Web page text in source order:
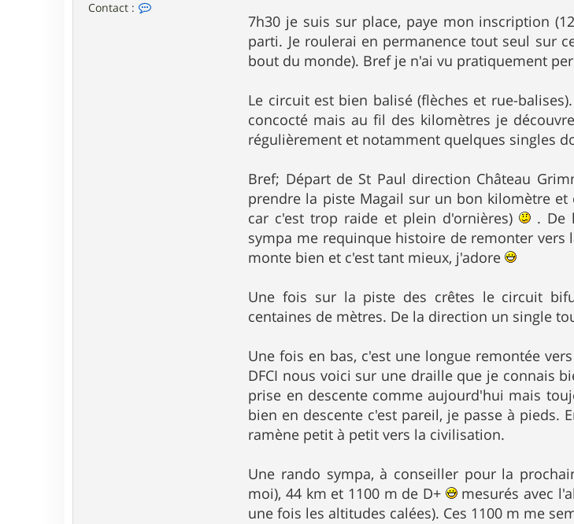
Contact :
7h30 je suis sur place, paye mon inscription
parti. Je roulerai en permanence tout seul sur
bout du monde). Bref je n'ai vu pratiquement
Le circuit est bien balisé (flèches et rue-
concocté mais au fil des kilomètres je
régulièrement et notamment quelques singles
Bref; Départ de St Paul direction Château
prendre la piste Magail sur un bon kilomètre et
car c'est trop raide et plein d'ornières)
. De
sympa me requinque histoire de remonter vers
monte bien et c'est tant mieux, j'adore
Une fois sur la piste des crêtes le circuit
centaines de mètres. De la direction un single
Une fois en bas, c'est une longue remontée
DFCI nous voici sur une draille que je connais
prise en descente comme aujourd'hui mais
bien en descente c'est pareil, je passe à pieds.
ramène petit à petit vers la civilisation.
Une rando sympa, à conseiller pour la
moi), 44 km et 1100 m de D+
mesurés avec
une fois les altitudes calées). Ces 1100 m me